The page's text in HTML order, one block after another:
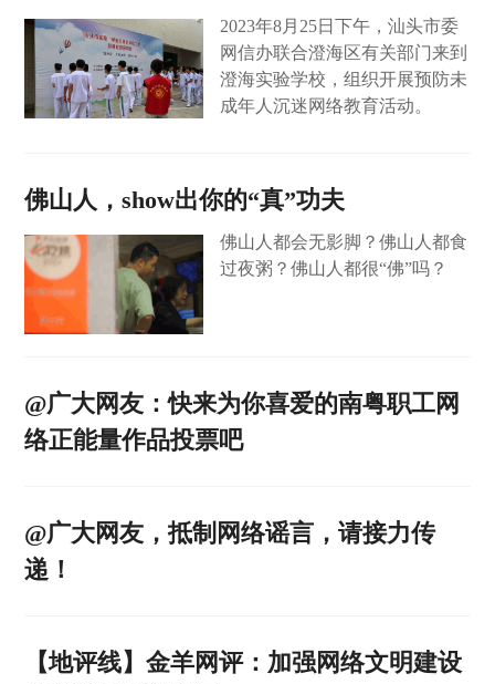
2023年8月25日下午，汕头市委
网信办联合澄海区有关部门来到
澄海实验学校，组织开展预防未
成年人沉迷网络教育活动。
佛山人，show出你的“真”功夫
佛山人都会无影脚？佛山人都食
过夜粥？佛山人都很“佛”吗？
@广大网友：快来为你喜爱的南粤职工网
络正能量作品投票吧
@广大网友，抵制网络谣言，请接力传
递！
【地评线】金羊网评：加强网络文明建设